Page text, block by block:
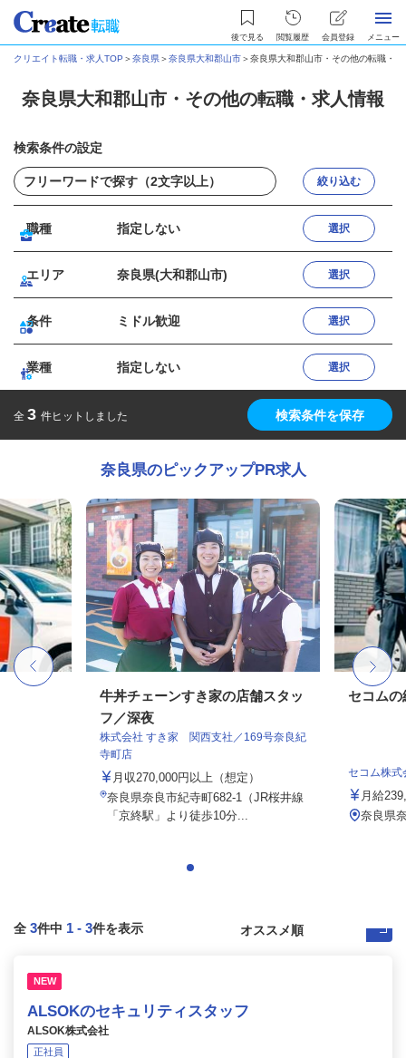
後で見る 閲覧履歴 会員登録 メニュー
クリエイト転職・求人TOP ＞奈良県＞奈良県大和郡山市＞奈良県大和郡山市・その他の転職・求
奈良県大和郡山市・その他の転職・求人情報
検索条件の設定
絞り込む
職種 指定しない 選択
エリア 奈良県(大和郡山市) 選択
条件 ミドル歓迎 選択
業種 指定しない 選択
全 3 件ヒットしました 検索条件を保存
奈良県のピックアップPR求人
牛丼チェーンすき家の店舗スタッ
フ／深夜
株式会社 すき家 関西支社／169号奈良紀
寺町店
月収270,000円以上（想定）
奈良県奈良市紀寺町682-1（JR桜井線
「京終駅」より徒歩10分...
セコムの
セコム株式
月給
奈良県
全 3件中 1 - 3件を表示
NEW
ALSOKのセキュリティスタッフ
ALSOK株式会社
正社員